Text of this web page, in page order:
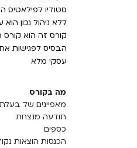
סטודיו
ללא ניהול נכון
קורס זה הוא קורס
הבסיס לפגישות
עסקי מלא
מה בקורס
מאפיינים של
תודעה מנצחת
כספים
הכנסות הוצאות